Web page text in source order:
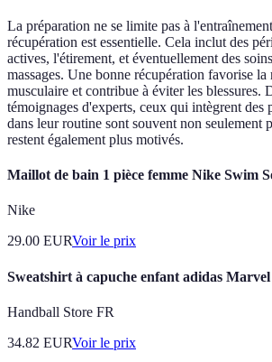
La préparation ne se limite pas à
récupération est essentielle. Cela inclut des
actives, l'étirement, et éventuellement des
massages. Une bonne récupération favorise la
musculaire et contribue à éviter les blessures.
témoignages d'experts, ceux qui intègrent des
dans leur routine sont souvent non seulement
restent également plus motivés.
Maillot de bain 1 pièce femme Nike Swim
Nike
29.00 EURVoir le prix
Sweatshirt à capuche enfant adidas
Handball Store FR
34.82 EURVoir le prix